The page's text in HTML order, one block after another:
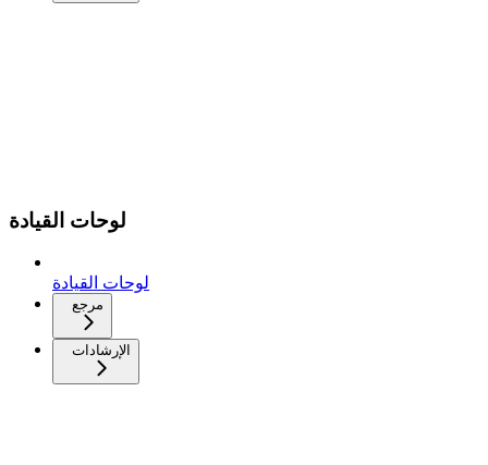
لوحات القيادة
لوحات القيادة
مرجع
الإرشادات